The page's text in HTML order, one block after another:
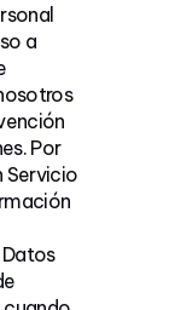
a
Por
Servicio